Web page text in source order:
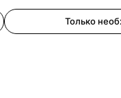
Только